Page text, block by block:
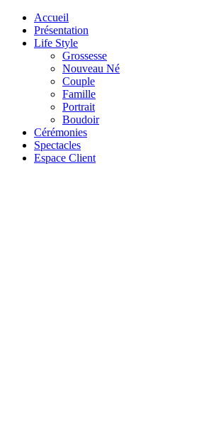
Accueil
Présentation
Life Style
Grossesse
Nouveau Né
Couple
Famille
Portrait
Boudoir
Cérémonies
Spectacles
Espace Client